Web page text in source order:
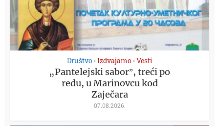
Društvo • Izdvajamo • Vesti
„Pantelejski saborˮ, treći po
redu, u Marinovcu kod
Zaječara
07.08.2026.